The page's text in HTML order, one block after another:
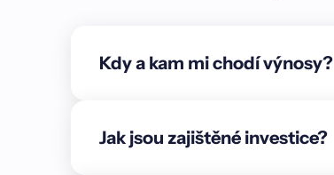
Kdy a kam mi chodí výnosy?
Jak jsou zajištěné investice?